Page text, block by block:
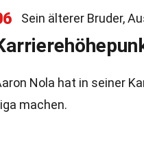
Sein älterer Bruder,
Nola hat in seiner
machen.